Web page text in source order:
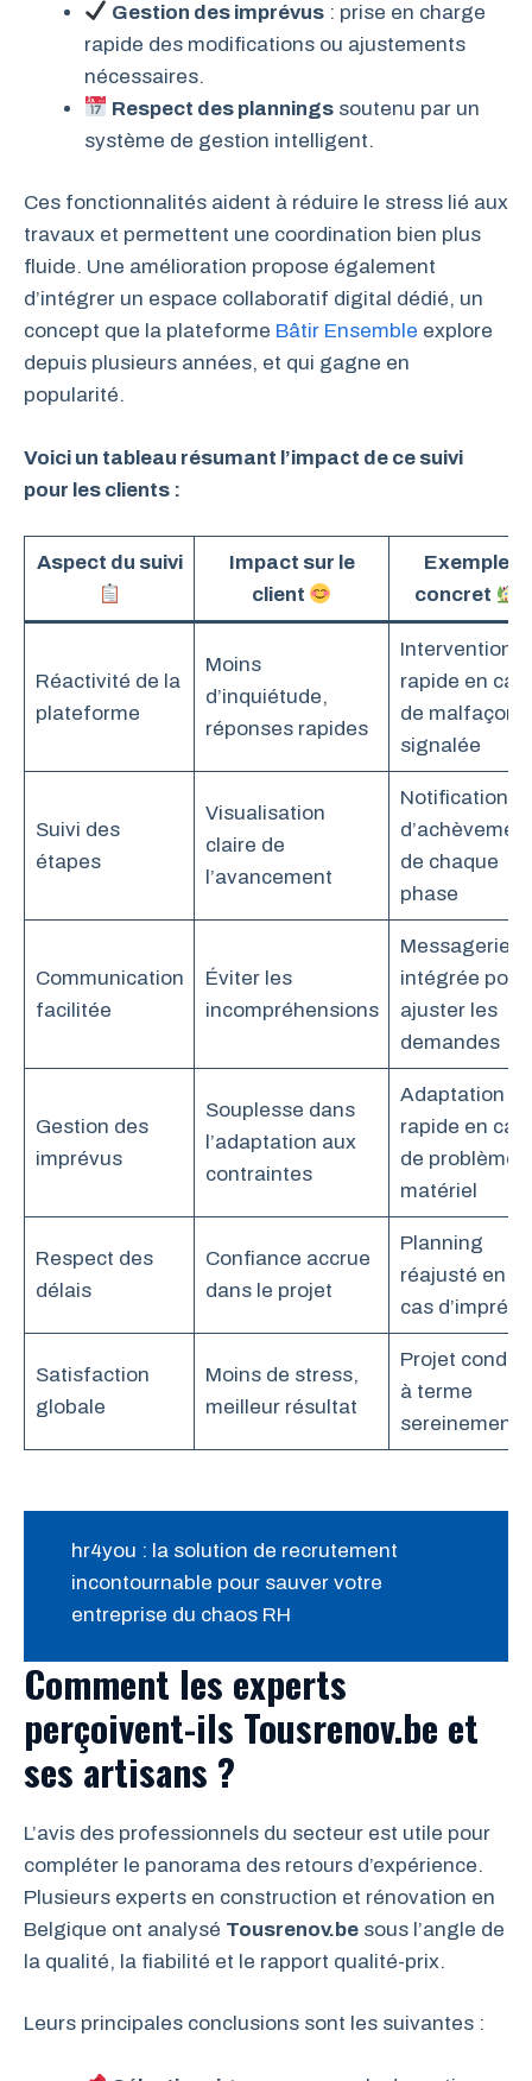
Gestion des imprévus : prise en charge
rapide des modifications ou ajustements
nécessaires.
Respect des plannings soutenu par un
système de gestion intelligent.
Ces fonctionnalités aident à réduire le stress lié aux
travaux et permettent une coordination bien plus
fluide. Une amélioration propose également
d’intégrer un espace collaboratif digital dédié, un
concept que la plateforme Bâtir Ensemble explore
depuis plusieurs années, et qui gagne en
popularité.
Voici un tableau résumant l’impact de ce suivi
pour les clients :
Aspect du suivi
Impact sur le
client
Exemple
concret
Réactivité de la
plateforme
Moins
d’inquiétude,
réponses rapides
Intervention
rapide en cas
de malfaçon
signalée
Suivi des
étapes
Visualisation
claire de
l’avancement
Notification
de chaque
phase
Communication
facilitée
Éviter les
incompréhensions
Messagerie
intégrée pour
ajuster les
demandes
Gestion des
imprévus
Souplesse dans
l’adaptation aux
contraintes
Adaptation
rapide en cas
de problème
matériel
Respect des
délais
Confiance accrue
dans le projet
Planning
réajusté en
cas d’imprévu
Satisfaction
globale
Moins de stress,
meilleur résultat
Projet conduit
à terme
sereinement
hr4you : la solution de recrutement
incontournable pour sauver votre
entreprise du chaos RH
Comment les experts
perçoivent-ils Tousrenov.be et
ses artisans ?
L’avis des professionnels du secteur est utile pour
compléter le panorama des retours d’expérience.
Plusieurs experts en construction et rénovation en
Belgique ont analysé Tousrenov.be sous l’angle de
la qualité, la fiabilité et le rapport qualité-prix.
Leurs principales conclusions sont les suivantes :